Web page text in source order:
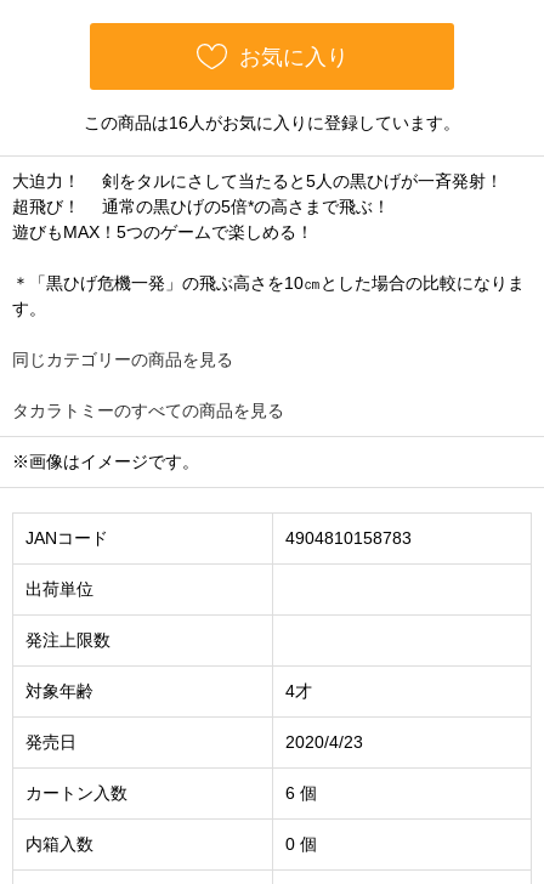
お気に入り
この商品は16人がお気に入りに登録しています。
大迫力！ 剣をタルにさして当たると5人の黒ひげが一斉発射！
超飛び！ 通常の黒ひげの5倍*の高さまで飛ぶ！
遊びもMAX！5つのゲームで楽しめる！
＊「黒ひげ危機一発」の飛ぶ高さを10㎝とした場合の比較になりま
す。
同じカテゴリーの商品を見る
タカラトミーのすべての商品を見る
※画像はイメージです。
JANコード 4904810158783
出荷単位
発注上限数
対象年齢 4才
発売日 2020/4/23
カートン入数 6 個
内箱入数 0 個